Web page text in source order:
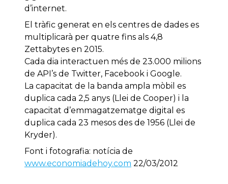
d’internet.
El tràfic generat en els centres de dades es
multiplicarà per quatre fins als 4,8
Zettabytes en 2015.
Cada dia interactuen més de 23.000 milions
de API’s de Twitter, Facebook i Google.
La capacitat de la banda ampla mòbil es
duplica cada 2,5 anys (Llei de Cooper) i la
capacitat d’emmagatzematge digital es
duplica cada 23 mesos des de 1956 (Llei de
Kryder).
Font i fotografia: notícia de
www.economiadehoy.com 22/03/2012